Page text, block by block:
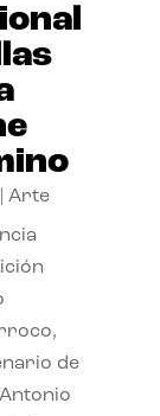
Arte
de